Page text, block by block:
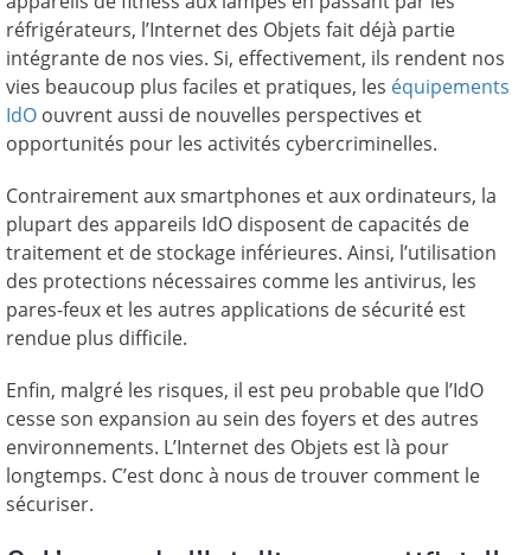
réfrigérateurs, l’Internet des Objets fait déjà partie
intégrante de nos vies. Si, effectivement, ils rendent nos
vies beaucoup plus faciles et pratiques, les équipements
IdO ouvrent aussi de nouvelles perspectives et
opportunités pour les activités cybercriminelles.
Contrairement aux smartphones et aux ordinateurs, la
plupart des appareils IdO disposent de capacités de
traitement et de stockage inférieures. Ainsi, l’utilisation
des protections nécessaires comme les antivirus, les
pares-feux et les autres applications de sécurité est
rendue plus difficile.
Enfin, malgré les risques, il est peu probable que l’IdO
cesse son expansion au sein des foyers et des autres
environnements. L’Internet des Objets est là pour
longtemps. C’est donc à nous de trouver comment le
sécuriser.